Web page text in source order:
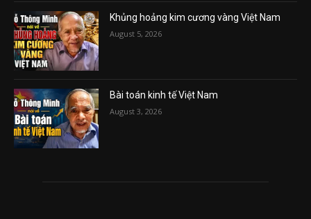
Khủng hoảng kim cương vàng Việt Nam
August 5, 2026
Bài toán kinh tế Việt Nam
August 3, 2026